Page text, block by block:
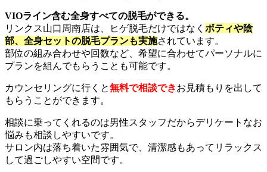
VIOライン含む全身すべての脱毛ができる。
リンクス山口周南店は、ヒゲ脱毛だけではなく ボティや陰
部、全身セットの脱毛プランも実施されています。
部位の組み合わせや回数など、希望に合わせてパーソナルに
プランを組んでもらうことも可能です。
カウンセリングに行くと無料で相談できお見積もりを出して
もらうことができます。
相談に乗ってくれるのは男性スタッフだからデリケートなお
悩みも相談しやすいです。
サロン内は落ち着いた雰囲気で、清潔感もあってリラックス
して過ごしやすい空間です。